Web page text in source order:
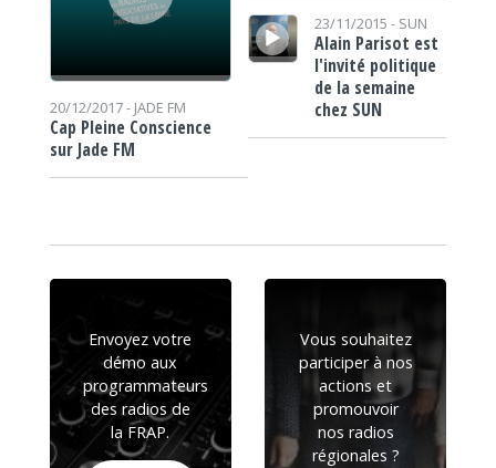
20/12/2017 - JADE FM
Cap Pleine Conscience
sur Jade FM
Lecteur audio
23/11/2015 - SUN
Alain Parisot est
l'invité politique
de la semaine
chez SUN
Envoyez votre
démo aux
programmateurs
des radios de
la FRAP.
Vous souhaitez
participer à nos
actions et
promouvoir
nos radios
régionales ?